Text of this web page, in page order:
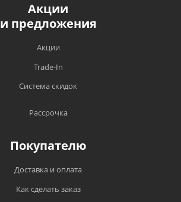
Акции
и предложения
Акции
Trade-In
Система скидок
Рассрочка
Покупателю
Доставка и оплата
Как сделать заказ